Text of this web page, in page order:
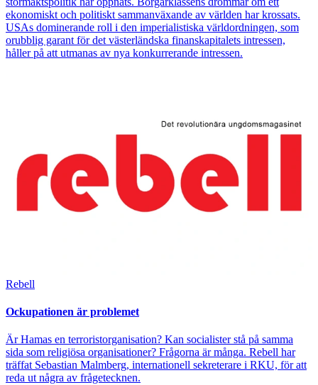
ekonomiskt och politiskt sammanväxande av världen har krossats.
USAs dominerande roll i den imperialistiska världordningen, som
orubblig garant för det västerländska finanskapitalets intressen,
håller på att utmanas av nya konkurrerande intressen.
Rebell
Ockupationen är problemet
Är Hamas en terroristorganisation? Kan socialister stå på samma
sida som religiösa organisationer? Frågorna är många. Rebell har
träffat Sebastian Malmberg, internationell sekreterare i RKU, för att
reda ut några av frågetecknen.